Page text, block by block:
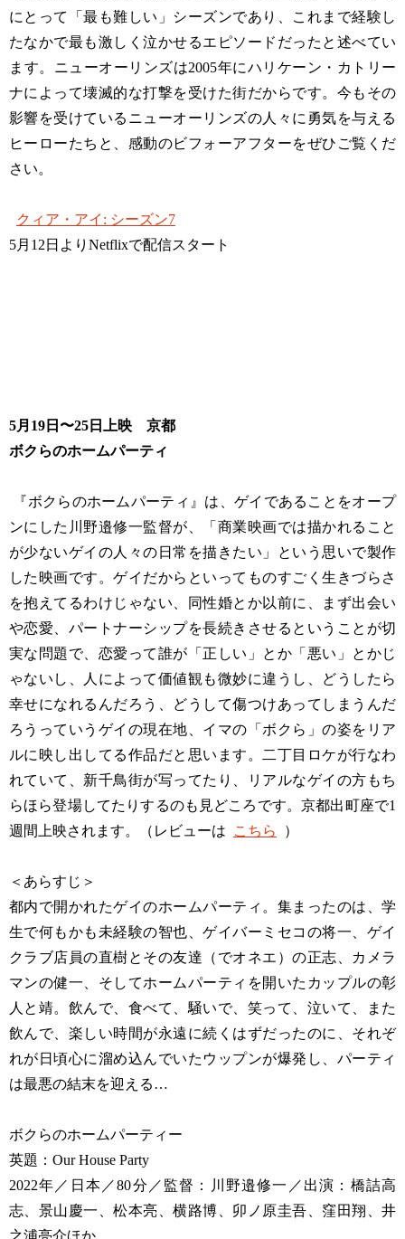
にとって「最も難しい」シーズンであり、これまで経験し
たなかで最も激しく泣かせるエピソードだったと述べてい
ます。ニューオーリンズは2005年にハリケーン・カトリー
ナによって壊滅的な打撃を受けた街だからです。今もその
影響を受けているニューオーリンズの人々に勇気を与える
ヒーローたちと、感動のビフォーアフターをぜひご覧くだ
さい。
クィア・アイ: シーズン7
5月12日よりNetflixで配信スタート
5月19日〜25日上映 京都
ボクらのホームパーティ
『ボクらのホームパーティ』は、ゲイであることをオープ
ンにした川野邉修一監督が、「商業映画では描かれること
が少ないゲイの人々の日常を描きたい」という思いで製作
した映画です。ゲイだからといってものすごく生きづらさ
を抱えてるわけじゃない、同性婚とか以前に、まず出会い
や恋愛、パートナーシップを長続きさせるということが切
実な問題で、恋愛って誰が「正しい」とか「悪い」とかじ
ゃないし、人によって価値観も微妙に違うし、どうしたら
幸せになれるんだろう、どうして傷つけあってしまうんだ
ろうっていうゲイの現在地、イマの「ボクら」の姿をリア
ルに映し出してる作品だと思います。二丁目ロケが行なわ
れていて、新千鳥街が写ってたり、リアルなゲイの方もち
らほら登場してたりするのも見どころです。京都出町座で1
週間上映されます。（レビューは
こちら ）
＜あらすじ＞
都内で開かれたゲイのホームパーティ。集まったのは、学
生で何もかも未経験の智也、ゲイバーミセコの将一、ゲイ
クラブ店員の直樹とその友達（でオネエ）の正志、カメラ
マンの健一、そしてホームパーティを開いたカップルの彰
人と靖。飲んで、食べて、騒いで、笑って、泣いて、また
飲んで、楽しい時間が永遠に続くはずだったのに、それぞ
れが日頃心に溜め込んでいたウップンが爆発し、パーティ
は最悪の結末を迎える…
ボクらのホームパーティー
英題：Our House Party
2022年／日本／80分／監督：川野邉修一／出演：橋詰高
志、景山慶一、松本亮、横路博、卯ノ原圭吾、窪田翔、井
之浦亮介ほか